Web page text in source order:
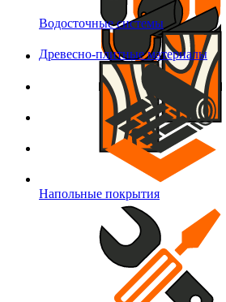
Водосточные системы
Древесно-плитные материалы
Напольные покрытия